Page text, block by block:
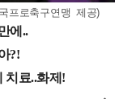
프로축구연맹 제공)